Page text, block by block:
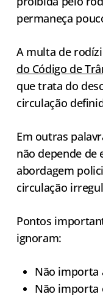
permaneça
A multa de
do Código de
que trata do
circulação
Em outras
não depende de
abordagem
circulação
Pontos
ignoram:
Não importa
Não importa